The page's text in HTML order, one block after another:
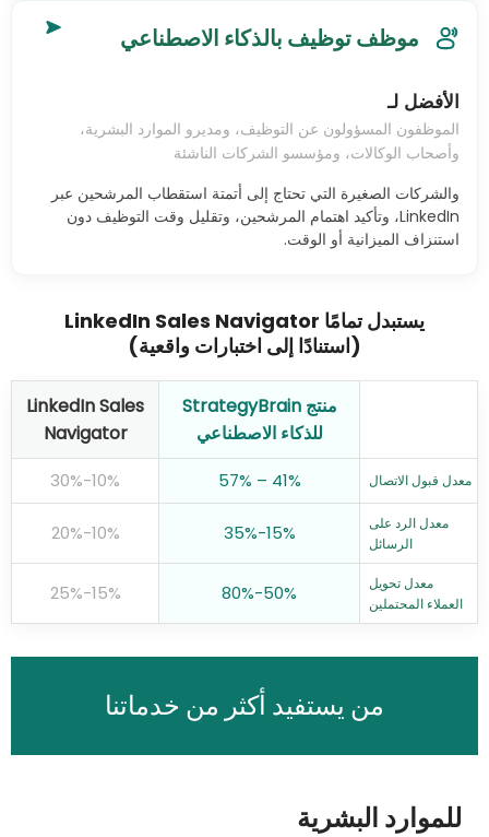
موظف توظيف بالذكاء الاصطناعي
الأفضل لـ
الموظفون المسؤولون عن التوظيف، ومديرو الموارد البشرية،
وأصحاب الوكالات، ومؤسسو الشركات الناشئة
والشركات الصغيرة التي تحتاج إلى أتمتة استقطاب المرشحين عبر
LinkedIn، وتأكيد اهتمام المرشحين، وتقليل وقت التوظيف دون
استنزاف الميزانية أو الوقت.
يستبدل تمامًا LinkedIn Sales Navigator
(استنادًا إلى اختبارات واقعية)
منتج StrategyBrain
للذكاء الاصطناعي
LinkedIn Sales
Navigator
معدل قبول الاتصال 41% – 57%
10%-30%
معدل الرد على
الرسائل
15%-35%
10%-20%
معدل تحويل
العملاء المحتملين
50%-80%
15%-25%
من يستفيد أكثر من خدماتنا
للموارد البشرية